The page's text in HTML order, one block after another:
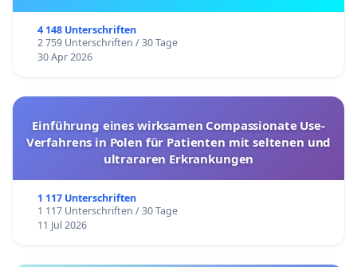
4 148 Unterschriften
2 759 Unterschriften / 30 Tage
30 Apr 2026
Einführung eines wirksamen Compassionate Use-
Verfahrens in Polen für Patienten mit seltenen und
ultrararen Erkrankungen
1 117 Unterschriften
1 117 Unterschriften / 30 Tage
11 Jul 2026